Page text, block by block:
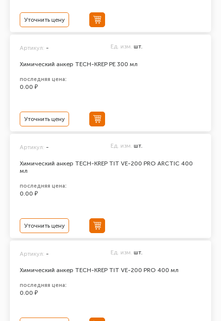
Уточнить цену
Химический анкер TECH-KREP PE 300 мл
Артикул: - Ед. изм. шт.
последняя цена:
0.00 ₽
Уточнить цену
Химический анкер TECH-KREP TIT VE-200 PRO ARCTIC 400
мл
Артикул: - Ед. изм. шт.
последняя цена:
0.00 ₽
Уточнить цену
Химический анкер TECH-KREP TIT VE-200 PRO 400 мл
Артикул: - Ед. изм. шт.
последняя цена:
0.00 ₽